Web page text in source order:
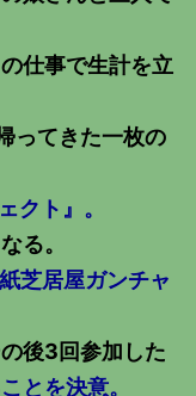
仕事で生計を立
ってきた一枚の
クト』。
る。
紙芝居屋ガンチャ
後3回参加した
とを決意。